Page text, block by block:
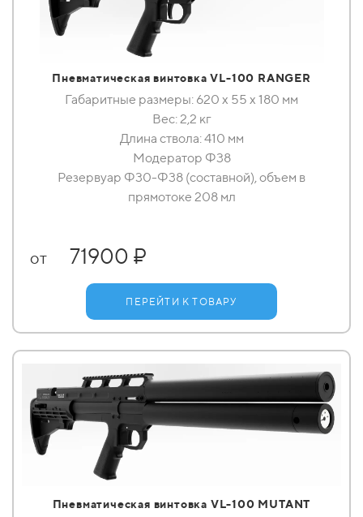
Пневматическая винтовка VL-100 RANGER
Габаритные размеры: 620 x 55 x 180 мм
Вес: 2,2 кг
Длина ствола: 410 мм
Модератор Ф38
Резервуар Ф30-Ф38 (составной), объем в
прямотоке 208 мл
от 71900 ₽
ПЕРЕЙТИ К ТОВАРУ
Пневматическая винтовка VL-100 MUTANT